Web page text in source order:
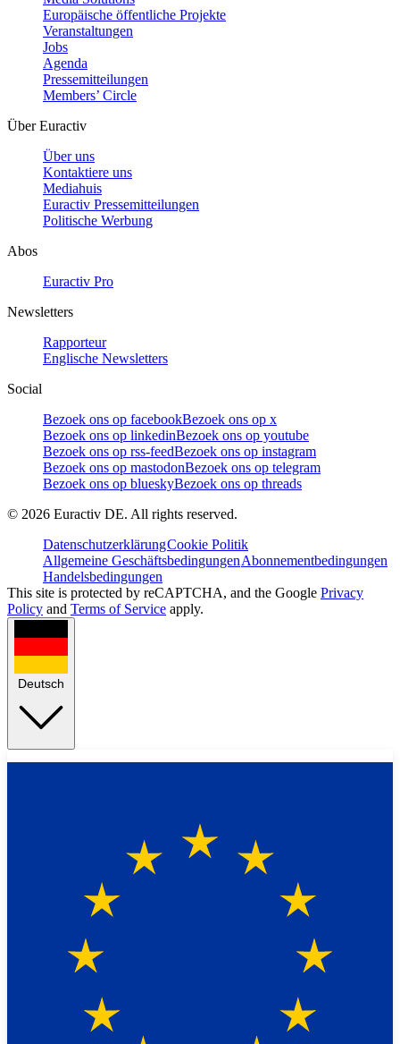
Europäische öffentliche Projekte
Veranstaltungen
Jobs
Agenda
Pressemitteilungen
Members’ Circle
Über Euractiv
Über uns
Kontaktiere uns
Mediahuis
Euractiv Pressemitteilungen
Politische Werbung
Abos
Euractiv Pro
Newsletters
Rapporteur
Englische Newsletters
Social
Bezoek ons op facebookBezoek ons op x
Bezoek ons op linkedinBezoek ons op youtube
Bezoek ons op rss-feedBezoek ons op instagram
Bezoek ons op mastodonBezoek ons op telegram
Bezoek ons op blueskyBezoek ons op threads
© 2026 Euractiv DE. All rights reserved.
DatenschutzerklärungCookie Politik
Allgemeine GeschäftsbedingungenAbonnementbedingungen
Handelsbedingungen
This site is protected by reCAPTCHA, and the Google Privacy
Policy and Terms of Service apply.
Deutsch